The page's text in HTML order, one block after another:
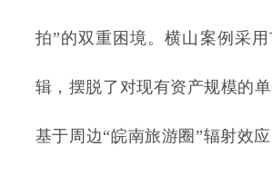
拍”的双重困境。横山案例采
辑，摆脱了对现有资产规模的
基于周边“皖南旅游圈”辐射效